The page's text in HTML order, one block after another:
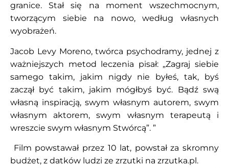
granice. Stał się na moment wszechmocnym,
tworzącym siebie na nowo, według własnych
wyobrażeń.
Jacob Levy Moreno, twórca psychodramy, jednej z
ważniejszych metod leczenia pisał: „Zagraj siebie
samego takim, jakim nigdy nie byłeś, tak, byś
zaczął być takim, jakim mógłbyś być. Bądź swą
własną inspiracją, swym własnym autorem, swym
własnym aktorem, swym własnym terapeutą i
wreszcie swym własnym Stwórcą”. ”
Film powstawał przez 10 lat, powstał za skromny
budżet, z datków ludzi ze zrzutki na zrzutka.pl .